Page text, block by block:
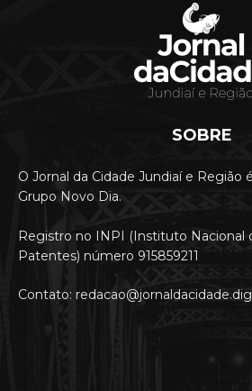
SOBRE
O Jornal da Cidade Jundiaí e Região
Grupo Novo Dia.
Registro no INPI (Instituto Nacional
Patentes) número 915859211
Contato: